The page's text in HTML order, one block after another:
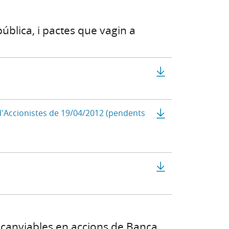
i pactes que vagin a
- Disponible en castellà
de 19/04/2012 (pendents
una finestra nova) - Disponible en castellà
finestra nova)